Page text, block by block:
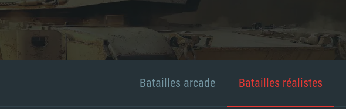
Batailles arcade Batailles réalistes